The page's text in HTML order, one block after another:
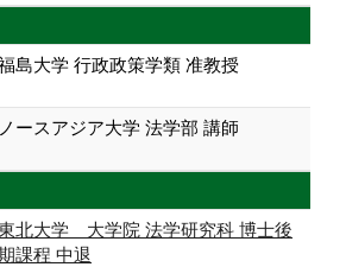
島大学 行政政策学類 准教授
ノースアジア大学 法学部 講師
北大学 大学院 法学研究科 博士後
課程 中退